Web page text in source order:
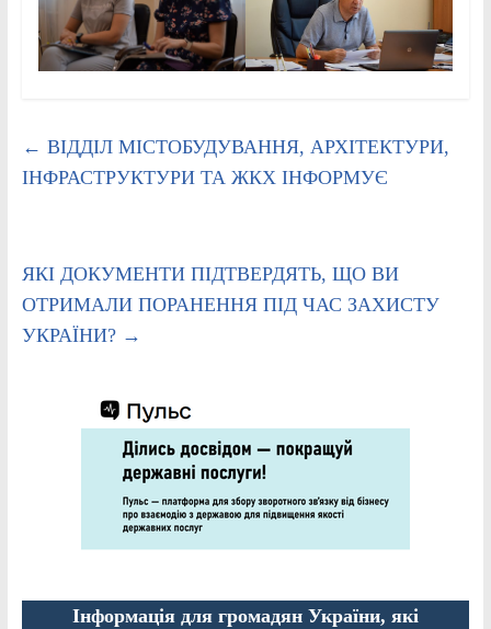
← ВІДДІЛ МІСТОБУДУВАННЯ, АРХІТЕКТУРИ,
ІНФРАСТРУКТУРИ ТА ЖКХ ІНФОРМУЄ
ЯКІ ДОКУМЕНТИ ПІДТВЕРДЯТЬ, ЩО ВИ
ОТРИМАЛИ ПОРАНЕННЯ ПІД ЧАС ЗАХИСТУ
УКРАЇНИ? →
Інформація для громадян України, які